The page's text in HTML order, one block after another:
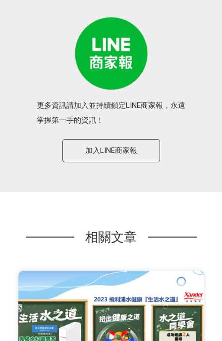
更多資訊請加入並持續鎖定LINE商家報，永遠
掌握第一手的資訊！
加入LINE商家報
相關文章